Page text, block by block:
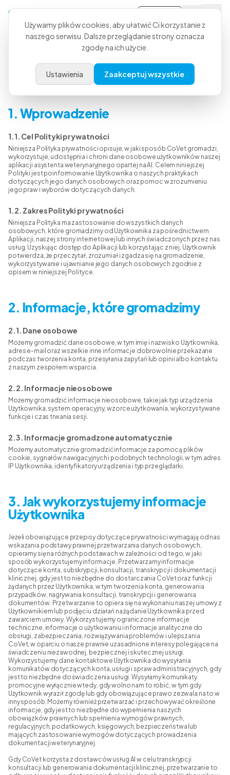
Polityka prywatności
Ostatnia aktualizacja: 31 stycznia 2026
1. Wprowadzenie
1.1. Cel Polityki prywatności
Niniejsza Polityka prywatności opisuje, w jaki sposób CoVet gromadzi,
wykorzystuje, udostępnia i chroni dane osobowe użytkowników naszej
aplikacji asystenta weterynaryjnego opartej na AI. Celem niniejszej
Polityki jest poinformowanie Użytkownika o naszych praktykach
dotyczących jego danych osobowych oraz pomoc w zrozumieniu
jego praw i wyborów dotyczących danych.
1.2. Zakres Polityki prywatności
Niniejsza Polityka ma zastosowanie do wszystkich danych
osobowych, które gromadzimy od Użytkownika za pośrednictwem
Aplikacji, naszej strony internetowej lub innych świadczonych przez nas
usług. Uzyskując dostęp do Aplikacji lub korzystając z niej, Użytkownik
potwierdza, że przeczytał, zrozumiał i zgadza się na gromadzenie,
wykorzystywanie i ujawnianie jego danych osobowych zgodnie z
opisem w niniejszej Polityce.
2. Informacje, które gromadzimy
2.1. Dane osobowe
Możemy gromadzić dane osobowe, w tym imię i nazwisko Użytkownika,
adres e-mail oraz wszelkie inne informacje dobrowolnie przekazane
podczas tworzenia konta, przesyłania zapytań lub opinii albo kontaktu
z naszym zespołem wsparcia.
2.2. Informacje nieosobowe
Możemy gromadzić informacje nieosobowe, takie jak typ urządzenia
Użytkownika, system operacyjny, wzorce użytkowania, wykorzystywane
funkcje i czas trwania sesji.
2.3. Informacje gromadzone automatycznie
Możemy automatycznie gromadzić informacje za pomocą plików
cookie, sygnałów nawigacyjnych i podobnych technologii, w tym adres
IP Użytkownika, identyfikatory urządzenia i typ przeglądarki.
3. Jak wykorzystujemy informacje
Użytkownika
Jeżeli obowiązujące przepisy dotyczące prywatności wymagają od nas
wskazania podstawy prawnej przetwarzania danych osobowych,
opieramy się na różnych podstawach w zależności od tego, w jaki
sposób wykorzystujemy informacje. Przetwarzamy informacje
dotyczące konta, subskrypcji, konsultacji, transkrypcji i dokumentacji
klinicznej, gdy jest to niezbędne do dostarczania CoVet oraz funkcji
żądanych przez Użytkownika, w tym tworzenia konta, generowania
przypadków, nagrywania konsultacji, transkrypcji i generowania
dokumentów. Przetwarzanie to opiera się na wykonaniu naszej umowy z
Użytkownikiem lub podjęciu działań na żądanie Użytkownika przed
zawarciem umowy. Wykorzystujemy ograniczone informacje
techniczne, informacje o użytkowaniu i informacje analityczne do
obsługi, zabezpieczania, rozwiązywania problemów i ulepszania
CoVet, w oparciu o nasze prawnie uzasadnione interesy polegające na
świadczeniu niezawodnej, bezpiecznej i skutecznej usługi.
Wykorzystujemy dane kontaktowe Użytkownika do wysyłania
komunikatów dotyczących konta, usługi i spraw administracyjnych, gdy
jest to niezbędne do świadczenia usługi. Wysyłamy komunikaty
promocyjne wyłącznie wtedy, gdy wolno nam to robić, w tym gdy
Użytkownik wyraził zgodę lub gdy obowiązujące prawo zezwala na to w
inny sposób. Możemy również przetwarzać i przechowywać określone
informacje, gdy jest to niezbędne do wypełnienia naszych
obowiązków prawnych lub spełnienia wymogów prawnych,
regulacyjnych, podatkowych, księgowych, bezpieczeństwa lub
mających zastosowanie wymogów dotyczących prowadzenia
dokumentacji weterynaryjnej.
Gdy CoVet korzysta z dostawców usług AI w celu transkrypcji
konsultacji lub generowania dokumentacji klinicznej, przetwarzanie to
Używamy plików cookies, aby ułatwić Ci korzystanie z
naszego serwisu. Dalsze przeglądanie strony oznacza
zgodę na ich użycie.
Ustawienia Zaakceptuj wszystkie